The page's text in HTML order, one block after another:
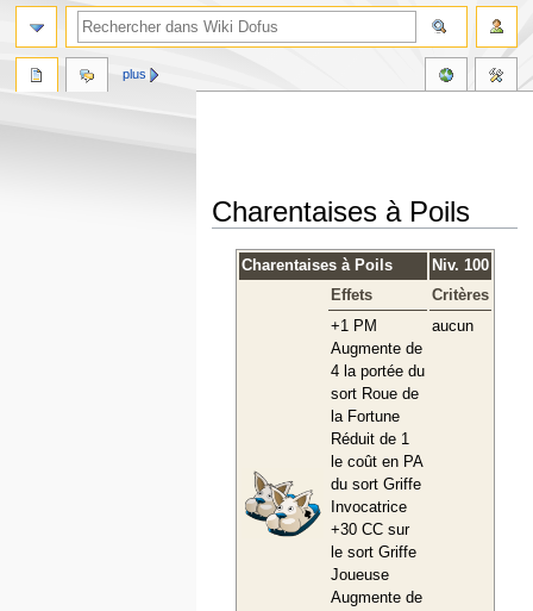
Charentaises à Poils
Charentaises à Poils
Niv. 100
Effets
Critères
+1 PM
Augmente de
4 la portée du
sort Roue de
la Fortune
Réduit de 1
le coût en PA
du sort Griffe
Invocatrice
+30 CC sur
le sort Griffe
Joueuse
Augmente de
aucun
plus